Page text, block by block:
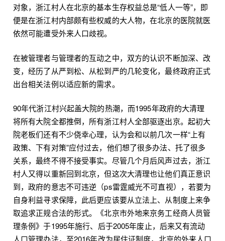
对象，浙江村人在北京的基本生存权益总是“低人一等”，即
便是在浙江村内部颇有些权威的大人物，在北京的医院就医
依然可能遭受外来人口歧视。
在被管理者与管理者的互动之中，双方的认识不断加深、改
变，经历了从严到松、从松到严的几轮变化，最终政府正式
出台相关法例以适应新的需求。
90年代浙江村兴起盖大院的热潮，而1995年政府的大清理
将所有大院全都推倒，所有浙江村人全部驱逐出京。起初大
院老板们还有不少侥幸心理，认为会和以前几次一样“上有
政策、下有对策”应付过去，他们想了很多办法、托了很多
关系，最终不得不接受事实。尽管几个月后风声过去，浙江
村人又得以重新回到北京，但这次大清理也让他们真正意识
到，政府的意志不可违逆（ps雷霆威光不可直视），若要为
自身利益寻求保障，此后更应该要从立法上、从制度上来争
取追求正规合法的形式。《北京市外地来京务工经商人员管
理条例》于1995年施行、后于2005年废止，后来又有流动